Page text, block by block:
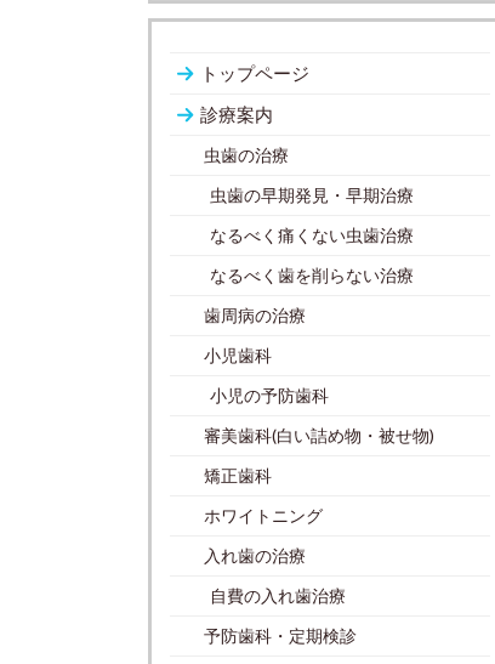
トップページ
診療案内
虫歯の治療
虫歯の早期発見・早期治療
なるべく痛くない虫歯治療
なるべく歯を削らない治療
歯周病の治療
小児歯科
小児の予防歯科
審美歯科(白い詰め物・被せ物)
矯正歯科
ホワイトニング
入れ歯の治療
自費の入れ歯治療
予防歯科・定期検診